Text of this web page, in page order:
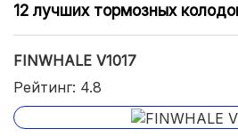
12 лучших тормозных
FINWHALE V1017
Рейтинг: 4.8